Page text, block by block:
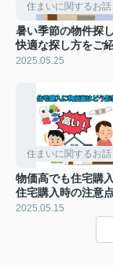
住まいに関するお話
暑い季節の物件探
快適な探し方をご
2025.05.25
住まいに関するお話
物価高でも住宅購
住宅購入時の注意
2025.05.15